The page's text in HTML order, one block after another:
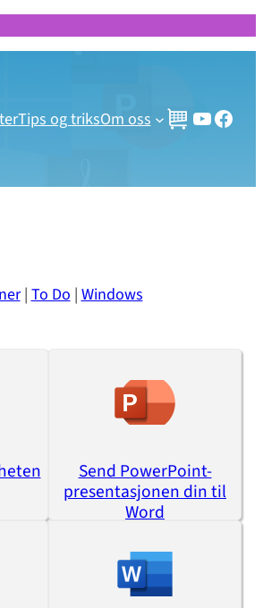
Tips og triksOm oss Gratis videoer og webinar
Besøk vår Facebook side!
|To Do|Windows
Send PowerPoint-
presentasjonen din til
Word